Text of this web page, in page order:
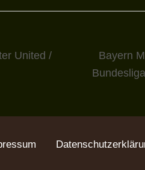
United /
Bayern
Bundesliga